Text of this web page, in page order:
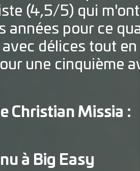
(4,5/5) qui
années pour ce
délices tout
une cinquième
Christian Missia :
à Big Easy